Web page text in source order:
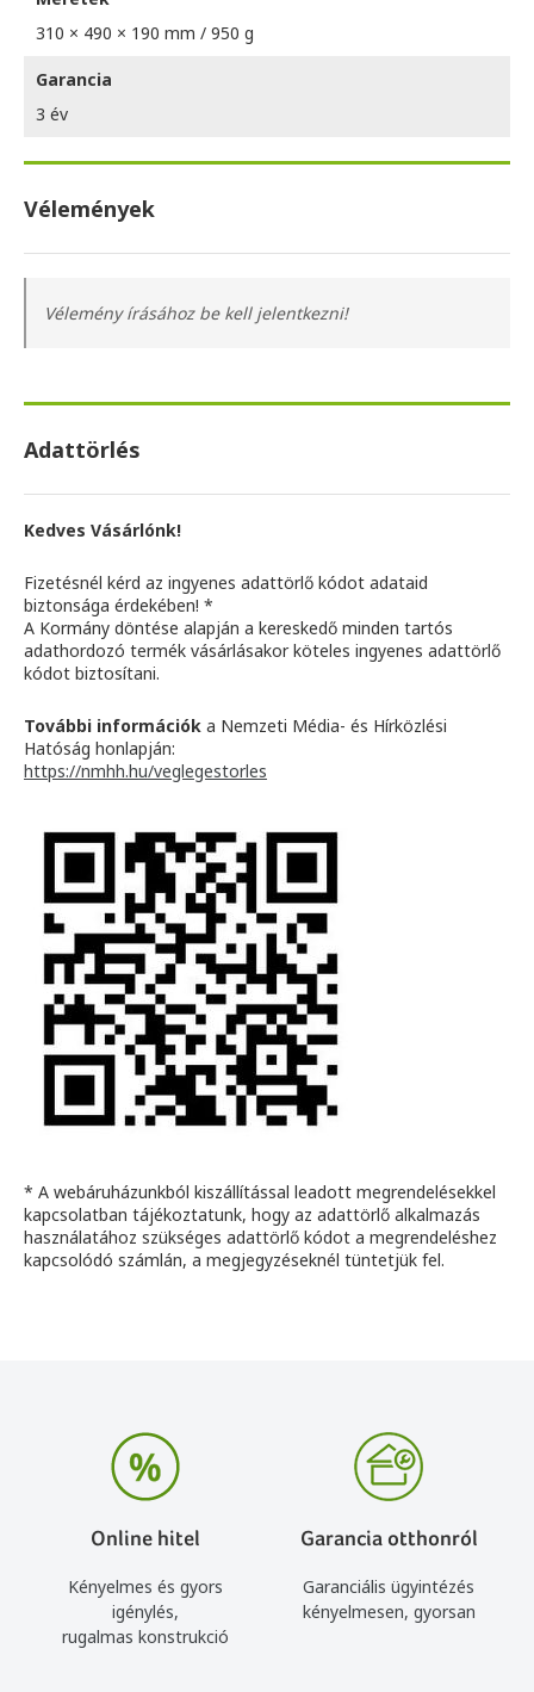
310 × 490 × 190 mm / 950 g
Garancia
3 év
Vélemények
Vélemény írásához be kell jelentkezni!
Adattörlés
Kedves Vásárlónk!
Fizetésnél kérd az ingyenes adattörlő kódot adataid
biztonsága érdekében! *
A Kormány döntése alapján a kereskedő minden tartós
adathordozó termék vásárlásakor köteles ingyenes adattörlő
kódot biztosítani.
További információk a Nemzeti Média- és Hírközlési
Hatóság honlapján:
https://nmhh.hu/veglegestorles
* A webáruházunkból kiszállítással leadott megrendelésekkel
kapcsolatban tájékoztatunk, hogy az adattörlő alkalmazás
használatához szükséges adattörlő kódot a megrendeléshez
kapcsolódó számlán, a megjegyzéseknél tüntetjük fel.
Online hitel
Kényelmes és gyors
igénylés,
rugalmas konstrukció
Garancia otthonról
Garanciális ügyintézés
kényelmesen, gyorsan